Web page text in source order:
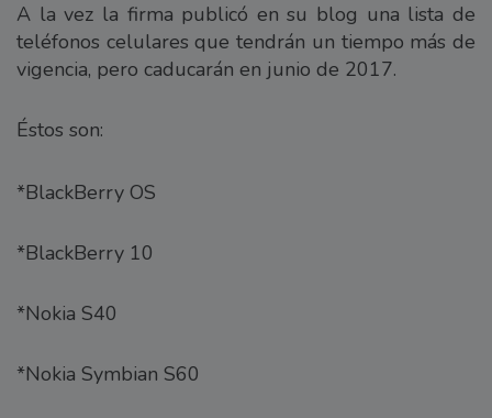
A la vez la firma publicó en su blog una lista de
teléfonos celulares que tendrán un tiempo más de
vigencia, pero caducarán en junio de 2017.
Éstos son:
*BlackBerry OS
*BlackBerry 10
*Nokia S40
*Nokia Symbian S60